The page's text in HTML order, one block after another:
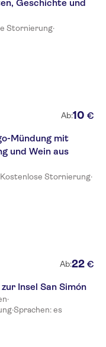
Geschichte und
Stornierung·
Ab:10 €
Mündung mit
und Wein aus
Kostenlose Stornierung·
Ab:22 €
Insel San Simón
·
·Sprachen: es